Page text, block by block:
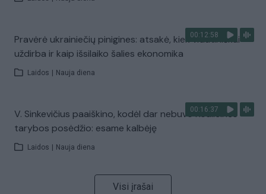
00:12:58
Pravėrė ukrainiečių pinigines: atsakė, kiek vidutiniškai
uždirba ir kaip išsilaiko šalies ekonomika
Laidos Nauja diena
00:16:37
V. Sinkevičius paaiškino, kodėl dar nebuvo Koalicinės
tarybos posėdžio: esame kalbėję
Laidos Nauja diena
Visi įrašai